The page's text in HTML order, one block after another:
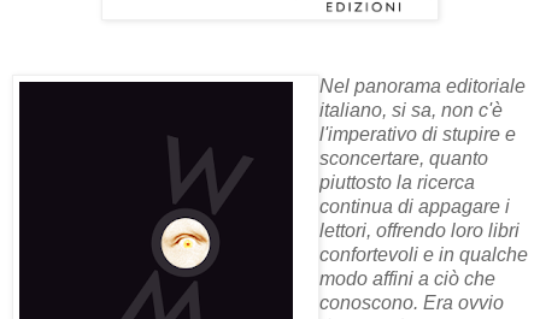
Nel panorama editoriale
italiano, si sa, non c'è
l'imperativo di stupire e
sconcertare, quanto
piuttosto la ricerca
continua di appagare i
lettori, offrendo loro libri
confortevoli e in qualche
modo affini a ciò che
conoscono. Era ovvio